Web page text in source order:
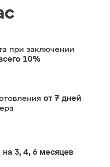
при заключении
10%
от 7 дней
на 3, 4, 6 месяцев